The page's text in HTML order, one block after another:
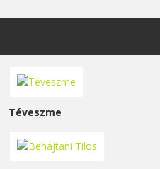
Téveszme